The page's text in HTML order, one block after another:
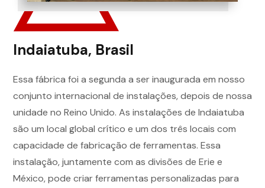
Indaiatuba, Brasil
Essa fábrica foi a segunda a ser inaugurada em nosso
conjunto internacional de instalações, depois de nossa
unidade no Reino Unido. As instalações de Indaiatuba
são um local global crítico e um dos três locais com
capacidade de fabricação de ferramentas. Essa
instalação, juntamente com as divisões de Erie e
México, pode criar ferramentas personalizadas para